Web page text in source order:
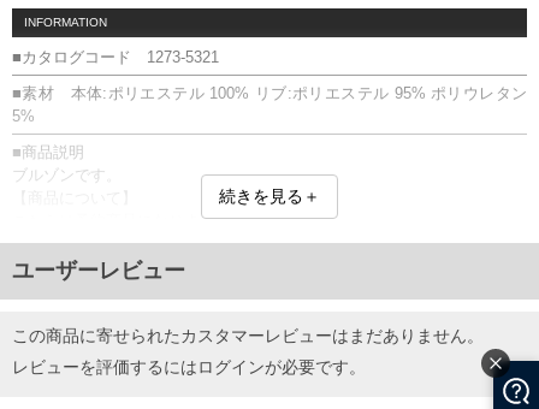
INFORMATION
■カタログコード 1273-5321
■素材 本体:ポリエステル 100% リブ:ポリエステル 95% ポリウレタン
5%
■商品説明
ブルゾンです。
こちらは予約商品になります。
仕様、素材、及び画像のカラーが、実際に入荷する商品と若干異なる場
合がございます。
■サイズ表
サイズ/バスト/総丈/裾周り/肩幅/袖丈
3L/140/82/120/60/61
続きを見る＋
ユーザーレビュー
この商品に寄せられたカスタマーレビューはまだありません。
レビューを評価するにはログインが必要です。